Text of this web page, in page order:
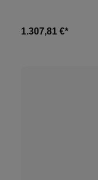
1.307,81 €*